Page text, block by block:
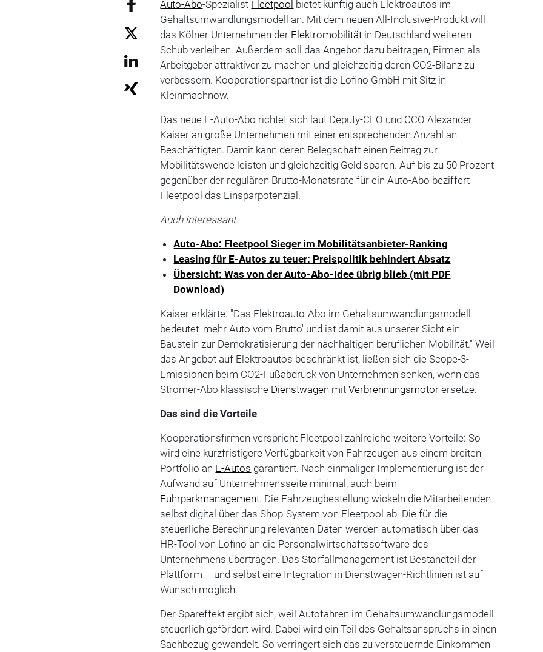
Auto-Abo-Spezialist Fleetpool bietet künftig auch Elektroautos im
Gehaltsumwandlungsmodell an. Mit dem neuen All-Inclusive-Produkt will
das Kölner Unternehmen der Elektromobilität in Deutschland weiteren
Schub verleihen. Außerdem soll das Angebot dazu beitragen, Firmen als
Arbeitgeber attraktiver zu machen und gleichzeitig deren CO2-Bilanz zu
verbessern. Kooperationspartner ist die Lofino GmbH mit Sitz in
Kleinmachnow.
Das neue E-Auto-Abo richtet sich laut Deputy-CEO und CCO Alexander
Kaiser an große Unternehmen mit einer entsprechenden Anzahl an
Beschäftigten. Damit kann deren Belegschaft einen Beitrag zur
Mobilitätswende leisten und gleichzeitig Geld sparen. Auf bis zu 50 Prozent
gegenüber der regulären Brutto-Monatsrate für ein Auto-Abo beziffert
Fleetpool das Einsparpotenzial.
Auch interessant:
Auto-Abo: Fleetpool Sieger im Mobilitätsanbieter-Ranking
Leasing für E-Autos zu teuer: Preispolitik behindert Absatz
Übersicht: Was von der Auto-Abo-Idee übrig blieb (mit PDF
Download)
Kaiser erklärte: "Das Elektroauto-Abo im Gehaltsumwandlungsmodell
bedeutet 'mehr Auto vom Brutto' und ist damit aus unserer Sicht ein
Baustein zur Demokratisierung der nachhaltigen beruflichen Mobilität." Weil
das Angebot auf Elektroautos beschränkt ist, ließen sich die Scope-3-
Emissionen beim CO2-Fußabdruck von Unternehmen senken, wenn das
Stromer-Abo klassische Dienstwagen mitVerbrennungsmotor ersetze.
Das sind die Vorteile
Kooperationsfirmen verspricht Fleetpool zahlreiche weitere Vorteile: So
wird eine kurzfristigere Verfügbarkeit von Fahrzeugen aus einem breiten
Portfolio an E-Autos garantiert. Nach einmaliger Implementierung ist der
Aufwand auf Unternehmensseite minimal, auch beim
Fuhrparkmanagement. Die Fahrzeugbestellung wickeln die Mitarbeitenden
selbst digital über das Shop-System von Fleetpool ab. Die für die
steuerliche Berechnung relevanten Daten werden automatisch über das
HR-Tool von Lofino an die Personalwirtschaftssoftware des
Unternehmens übertragen. Das Störfallmanagement ist Bestandteil der
Plattform – und selbst eine Integration in Dienstwagen-Richtlinien ist auf
Wunsch möglich.
Der Spareffekt ergibt sich, weil Autofahren im Gehaltsumwandlungsmodell
steuerlich gefördert wird. Dabei wird ein Teil des Gehaltsanspruchs in einen
Sachbezug gewandelt. So verringert sich das zu versteuernde Einkommen